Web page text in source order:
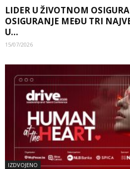
LIDER U ŽIVOTNOM
OSIGURANJE MEĐU TRI
U...
15/07/2026
IZDVOJENO